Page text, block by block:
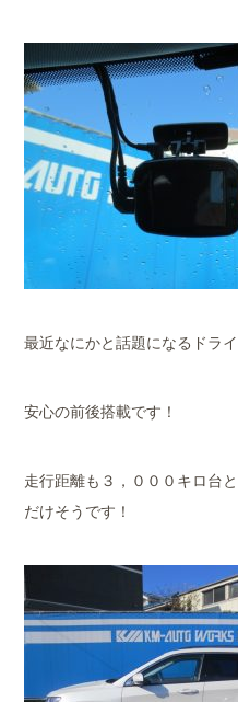
最近なにかと話題になるドラ
安心の前後搭載です！
走行距離も３，０００キロ台
だけそうです！